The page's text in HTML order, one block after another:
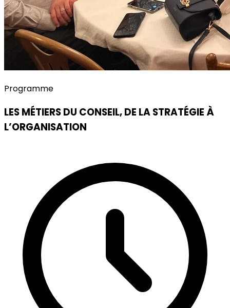
Programme
LES MÉTIERS DU CONSEIL, DE LA STRATÉGIE À
L’ORGANISATION